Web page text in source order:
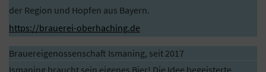
der Region und Hopfen aus Bayern.
https://brauerei-oberhaching.de
Brauereigenossenschaft Ismaning, seit 2017
Ismaning braucht sein eigenes Bier! Die Idee begeisterte